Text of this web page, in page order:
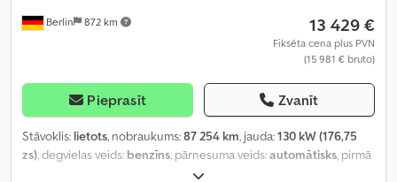
Berlin 872 km 13 429 €
Fiksēta cena plus PVN
(15 981 € bruto)
Pieprasīt Zvanīt
Stāvoklis: lietots, nobraukums:87 254 km, jauda:130 kW (176,75
zs) , degvielas veids: benzīns , pārnesuma veids:automātisks , pirmā
, emisijas klase: